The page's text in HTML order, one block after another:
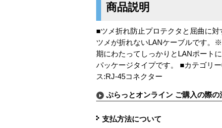
商品説明
■ツメ折れ防止プロテクタと屈曲に
ツメが折れないLANケーブルです。
期にわたってしっかりとLANポート
パッケージタイプです。 ■カテゴリ
ス:RJ-45コネクター
ぷらっとオンライン ご購入の際の
支払方法について